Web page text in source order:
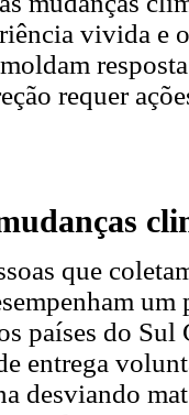
vivida e
requer
que
um
países do Sul
entrega
desviando